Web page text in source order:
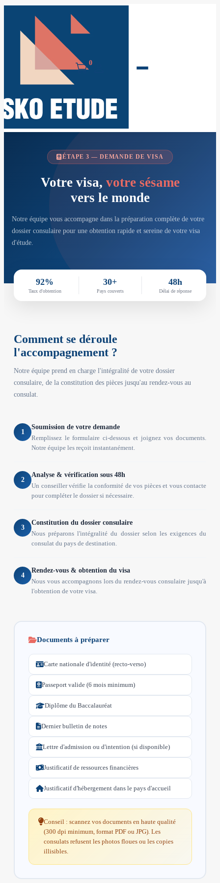
0
ÉTAPE 3 — DEMANDE DE VISA
Votre visa, votre sésame
vers le monde
Notre équipe vous accompagne dans la préparation complète de votre
dossier consulaire pour une obtention rapide et sereine de votre visa
d'étude.
92%
Taux d'obtention
30+
Pays couverts
48h
Délai de réponse
Comment se déroule
l'accompagnement ?
Notre équipe prend en charge l'intégralité de votre dossier
consulaire, de la constitution des pièces jusqu'au rendez-vous au
consulat.
1
Soumission de votre demande
Remplissez le formulaire ci-dessous et joignez vos documents.
Notre équipe les reçoit instantanément.
2
Analyse & vérification sous 48h
Un conseiller vérifie la conformité de vos pièces et vous contacte
pour compléter le dossier si nécessaire.
3
Constitution du dossier consulaire
Nous préparons l'intégralité du dossier selon les exigences du
consulat du pays de destination.
4
Rendez-vous & obtention du visa
Nous vous accompagnons lors du rendez-vous consulaire jusqu'à
l'obtention de votre visa.
Documents à préparer
Carte nationale d'identité (recto-verso)
Passeport valide (6 mois minimum)
Diplôme du Baccalauréat
Dernier bulletin de notes
Lettre d'admission ou d'intention (si disponible)
Justificatif de ressources financières
Justificatif d'hébergement dans le pays d'accueil
Conseil : scannez vos documents en haute qualité
(300 dpi minimum, format PDF ou JPG). Les
consulats refusent les photos floues ou les copies
illisibles.